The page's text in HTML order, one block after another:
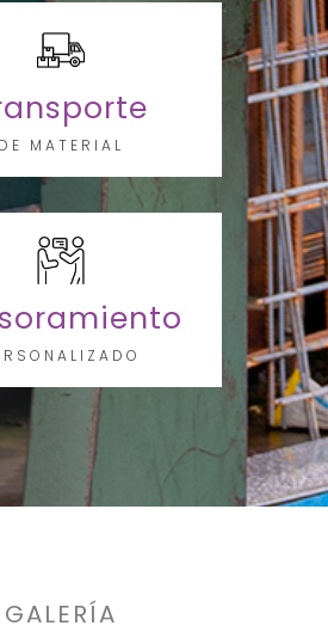
DE MATERIAL
GALERÍA